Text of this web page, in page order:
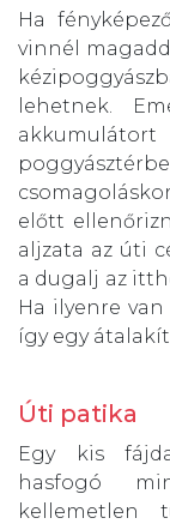
Ha
vinnél
lehetnek.
előtt
aljzata az úti
a dugalj az
Ha ilyenre
így egy
Úti patika
Egy kis
hasfogó
kellemetlen